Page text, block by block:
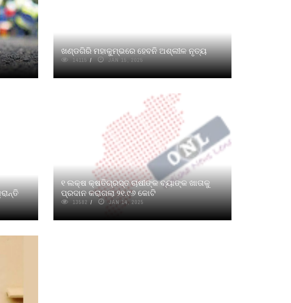
ଖଣ୍ଡଗିରି ମହାକୁମ୍ଭରେ ହେବନି ଅଶ୍ଲୀଳ ନୃତ୍ୟ
14115 JAN 15, 2025
୧ ଲକ୍ଷ କ୍ଷତିଗ୍ରସ୍ତ ଚାଷୀଙ୍କ ବ୍ୟାଙ୍କ ଖାତାକୁ
ପ୍ରଦାନ କରାଗଲା ୨୧.୯୬ କୋଟି
13582 JAN 14, 2025